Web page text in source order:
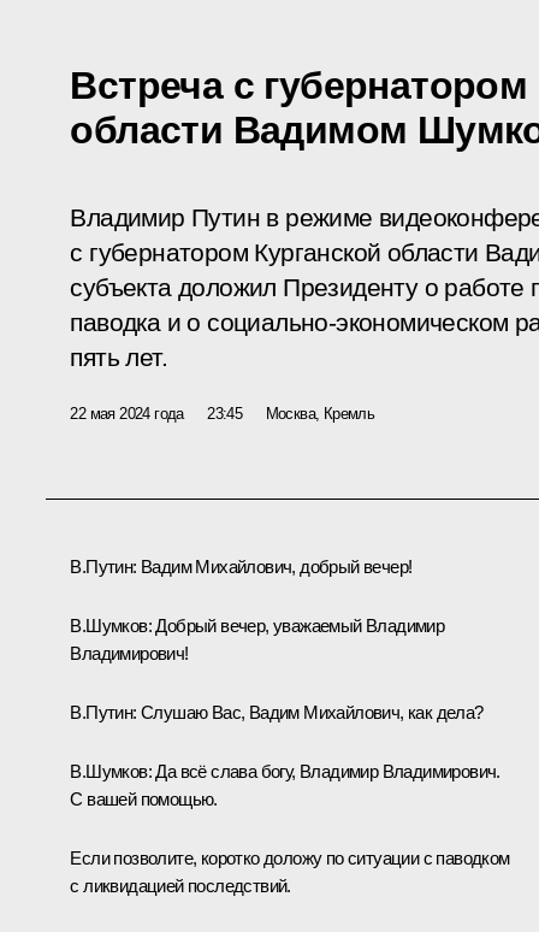
Встреча с губернатором
области Вадимом
Владимир Путин в режиме
с губернатором Курганской области
субъекта доложил Президенту о
паводка и о социально-экономическом
пять лет.
22 мая 2024 года 23:45 Москва, Кремль
В.Путин: Вадим Михайлович, добрый вечер!
В.Шумков:Добрый вечер, уважаемый Владимир
Владимирович!
В.Путин: Слушаю Вас, Вадим Михайлович, как дела?
В.Шумков:Да всё слава богу, Владимир Владимирович.
С вашей помощью.
Если позволите, коротко доложу по ситуации с паводком
с ликвидацией последствий.